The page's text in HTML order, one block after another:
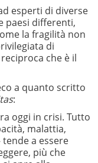
esperti di diverse
paesi differenti,
la fragilità non
di
che è il
a quanto scritto
:
oggi in crisi. Tutto
malattia,
a essere
più che